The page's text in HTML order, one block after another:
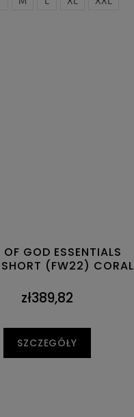
OF GOD ESSENTIALS
(FW22) CORAL
zł389,82
SZCZEGÓŁY